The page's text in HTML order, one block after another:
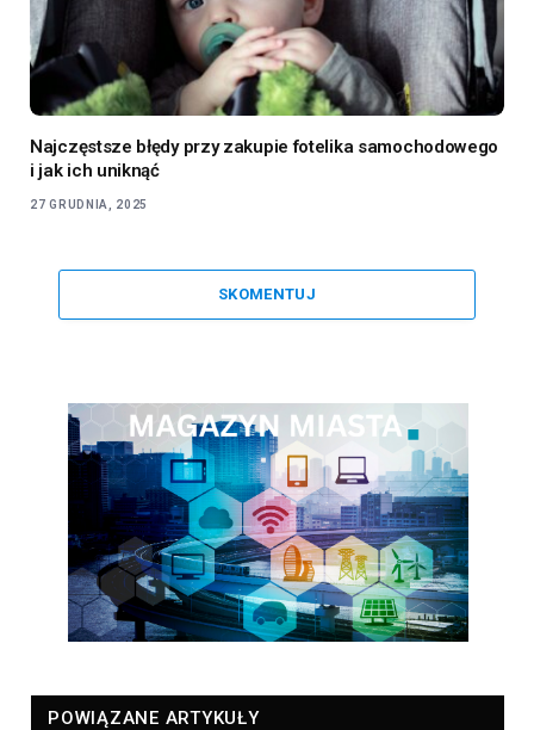
Najczęstsze błędy przy zakupie fotelika samochodowego
i jak ich uniknąć
27 GRUDNIA, 2025
SKOMENTUJ
POWIĄZANE ARTYKUŁY